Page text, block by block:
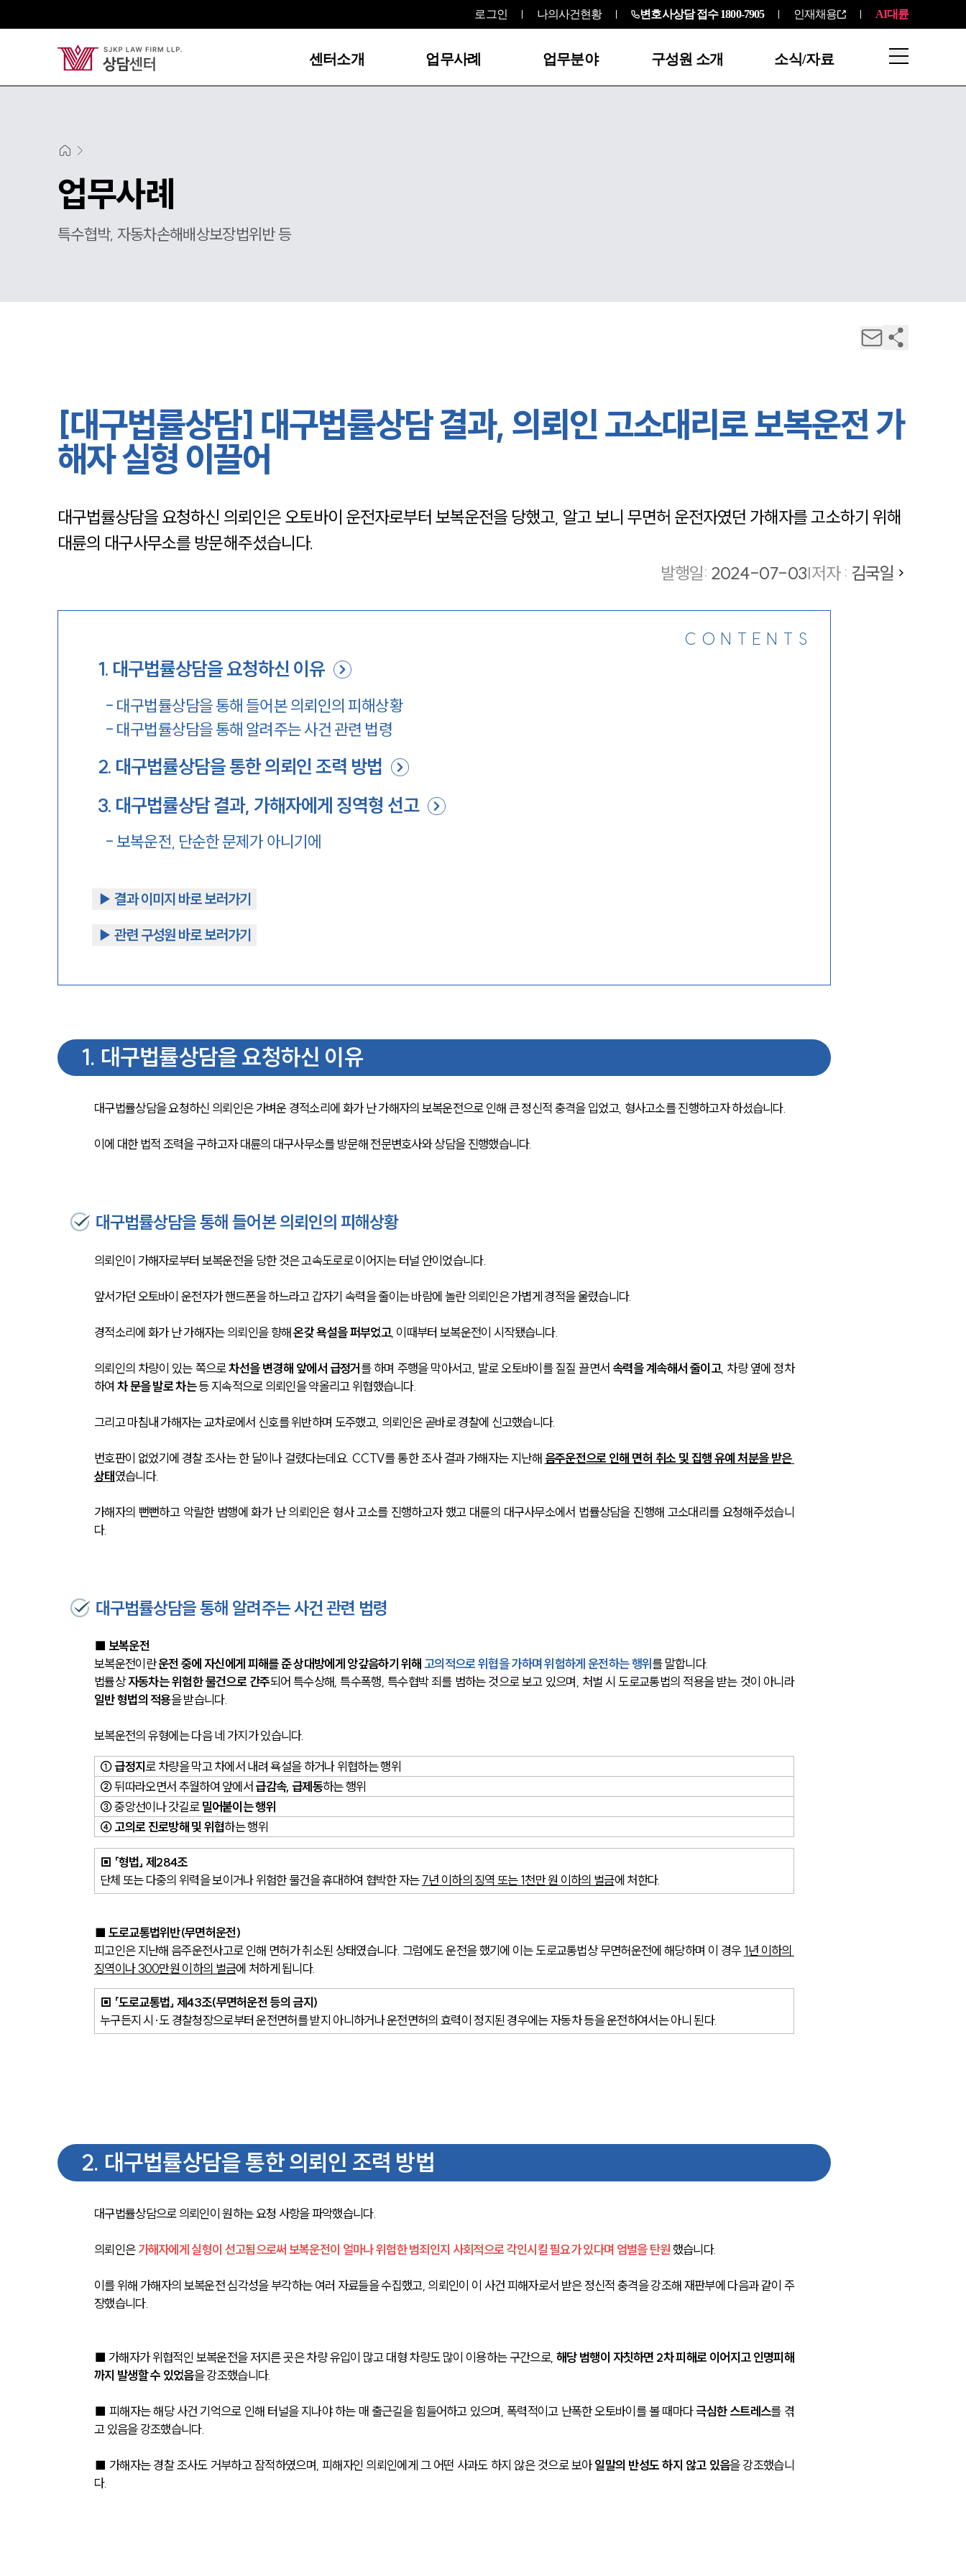
로그인 나의사건현황 변호사상담 접수 1800-7905 인재채용 AI대륜
센터소개 업무사례 업무분야 구성원 소개 소식/자료
센터소개
업무사례
법률정보
고객후기
법률상담전문변호사
언론보도
법률 블로그
뉴스레터/브로슈어
업무사례
특수협박, 자동차손해배상보장법위반 등
[대구법률상담] 대구법률상담 결과, 의뢰인 고소대리로 보복운전 가
해자 실형 이끌어
대구법률상담을 요청하신 의뢰인은 오토바이 운전자로부터 보복운전을 당했고, 알고 보니 무면허 운전자였던 가해자를 고소하기 위해
대륜의 대구사무소를 방문해주셨습니다.
발행일: 2024-07-03|저자 : 김국일
CONTENTS
1. 대구법률상담을 요청하신 이유
- 대구법률상담을 통해 들어본 의뢰인의 피해상황
- 대구법률상담을 통해 알려주는 사건 관련 법령
2. 대구법률상담을 통한 의뢰인 조력 방법
3. 대구법률상담 결과, 가해자에게 징역형 선고
- 보복운전, 단순한 문제가 아니기에
▶︎ 결과 이미지 바로 보러가기
▶︎ 관련 구성원 바로 보러가기
1. 대구법률상담을 요청하신 이유
대구법률상담을 요청하신 의뢰인은 가벼운 경적소리에 화가 난 가해자의 보복운전으로 인해 큰 정신적 충격을 입었고, 형사고소를 진행하고자 하셨습니다.
이에 대한 법적 조력을 구하고자 대륜의 대구사무소를 방문해 전문변호사와 상담을 진행했습니다.
대구법률상담을 통해 들어본 의뢰인의 피해상황
의뢰인이 가해자로부터 보복운전을 당한 것은 고속도로로 이어지는 터널 안이었습니다.
앞서가던 오토바이 운전자가 핸드폰을 하느라고 갑자기 속력을 줄이는 바람에 놀란 의뢰인은 가볍게 경적을 울렸습니다.
경적소리에 화가 난 가해자는 의뢰인을 향해 온갖 욕설을 퍼부었고, 이때부터 보복운전이 시작됐습니다.
의뢰인의 차량이 있는 쪽으로 차선을 변경해 앞에서 급정거를 하며 주행을 막아서고, 발로 오토바이를 질질 끌면서 속력을 계속해서 줄이고, 차량 옆에 정차
하여 차 문을 발로 차는 등 지속적으로 의뢰인을 약올리고 위협했습니다.
그리고 마침내 가해자는 교차로에서 신호를 위반하며 도주했고, 의뢰인은 곧바로 경찰에 신고했습니다.
번호판이 없었기에 경찰 조사는 한 달이나 걸렸다는데요. CCTV를 통한 조사 결과 가해자는 지난해 음주운전으로 인해 면허 취소 및 집행 유예 처분을 받은
상태였습니다.
가해자의 뻔뻔하고 악랄한 범행에 화가 난 의뢰인은 형사 고소를 진행하고자 했고 대륜의 대구사무소에서 법률상담을 진행해 고소대리를 요청해주셨습니
다.
대구법률상담을 통해 알려주는 사건 관련 법령
■ 보복운전
보복운전이란 운전 중에 자신에게 피해를 준 상대방에게 앙갚음하기 위해 고의적으로 위협을 가하며 위험하게 운전하는 행위 를 말합니다.
법률상 자동차는 위험한 물건으로 간주되어 특수상해, 특수폭행, 특수협박 죄를 범하는 것으로 보고 있으며, 처벌 시 도로교통법의 적용을 받는 것이 아니라
일반 형법의 적용을 받습니다.
보복운전의 유형에는 다음 네 가지가 있습니다.
① 급정지로 차량을 막고 차에서 내려 욕설을 하거나 위협하는 행위
② 뒤따라오면서 추월하여 앞에서 급감속, 급제동하는 행위
③ 중앙선이나 갓길로 밀어붙이는 행위
④ 고의로 진로방해 및 위협하는 행위
▣ 「형법」 제284조
단체 또는 다중의 위력을 보이거나 위험한 물건을 휴대하여 협박한 자는 7년 이하의 징역 또는 1천만 원 이하의 벌금에 처한다.
■ 도로교통법위반(무면허운전)
피고인은 지난해 음주운전사고로 인해 면허가 취소된 상태였습니다. 그럼에도 운전을 했기에 이는 도로교통법상 무면허운전에 해당하며 이 경우 1년 이하의
징역이나 300만원 이하의 벌금에 처하게 됩니다.
▣ 「도로교통법」 제43조(무면허운전 등의 금지)
누구든지 시·도 경찰청장으로부터 운전면허를 받지 아니하거나 운전면허의 효력이 정지된 경우에는 자동차 등을 운전하여서는 아니 된다.
2. 대구법률상담을 통한 의뢰인 조력 방법
대구법률상담으로 의뢰인이 원하는 요청 사항을 파악했습니다.
의뢰인은 가해자에게 실형이 선고됨으로써 보복운전이 얼마나 위험한 범죄인지 사회적으로 각인시킬 필요가 있다며 엄벌을 탄원 했습니다.
이를 위해 가해자의 보복운전 심각성을 부각하는 여러 자료들을 수집했고, 의뢰인이 이 사건 피해자로서 받은 정신적 충격을 강조해 재판부에 다음과 같이 주
장했습니다.
■ 가해자가 위협적인 보복운전을 저지른 곳은 차량 유입이 많고 대형 차량도 많이 이용하는 구간으로, 해당 범행이 자칫하면 2차 피해로 이어지고 인명피해
까지 발생할 수 있었음을 강조했습니다.
■ 피해자는 해당 사건 기억으로 인해 터널을 지나야 하는 매 출근길을 힘들어하고 있으며, 폭력적이고 난폭한 오토바이를 볼 때마다 극심한 스트레스를 겪
고 있음을 강조했습니다.
■ 가해자는 경찰 조사도 거부하고 잠적하였으며, 피해자인 의뢰인에게 그 어떤 사과도 하지 않은 것으로 보아 일말의 반성도 하지 않고 있음을 강조했습니
다.